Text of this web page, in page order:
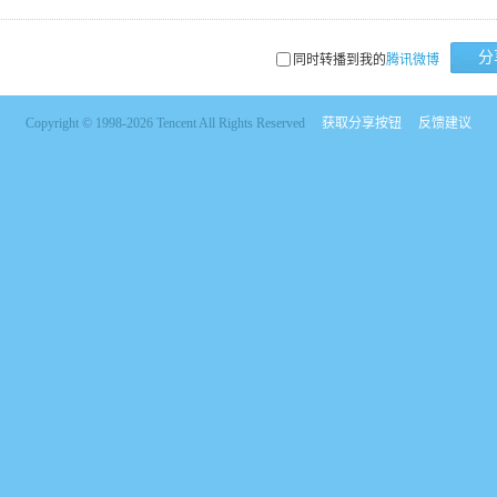
同时转播到我的腾讯微博 分
Copyright © 1998-2026 Tencent All Rights Reserved 获取分享按钮 反馈建议